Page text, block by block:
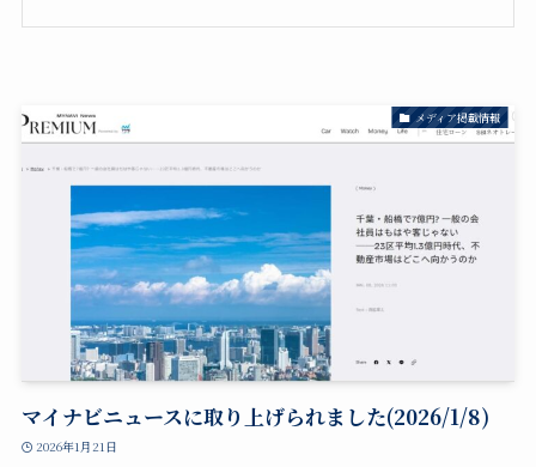
メディア掲載情報
マイナビニュースに取り上げられました(2026/1/8)
2026年1月21日